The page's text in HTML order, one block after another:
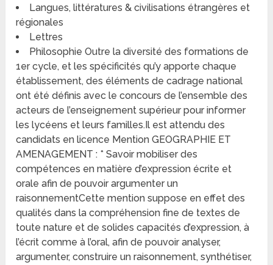
Langues, littératures & civilisations étrangères et
régionales
Lettres
Philosophie Outre la diversité des formations de
1er cycle, et les spécificités qu’y apporte chaque
établissement, des éléments de cadrage national
ont été définis avec le concours de l’ensemble des
acteurs de l’enseignement supérieur pour informer
les lycéens et leurs familles.Il est attendu des
candidats en licence Mention GEOGRAPHIE ET
AMENAGEMENT : * Savoir mobiliser des
compétences en matière d’expression écrite et
orale afin de pouvoir argumenter un
raisonnementCette mention suppose en effet des
qualités dans la compréhension fine de textes de
toute nature et de solides capacités d’expression, à
l’écrit comme à l’oral, afin de pouvoir analyser,
argumenter, construire un raisonnement, synthétiser,